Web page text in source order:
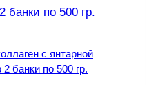
с янтарной
банки по 500 гр.